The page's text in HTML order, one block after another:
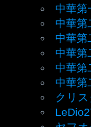
中華
中華第
中華第
中華
中華
中華第
クリ